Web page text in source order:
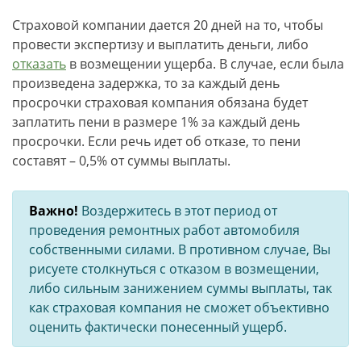
Страховой компании дается 20 дней на то, чтобы
провести экспертизу и выплатить деньги, либо
отказать в возмещении ущерба. В случае, если была
произведена задержка, то за каждый день
просрочки страховая компания обязана будет
заплатить пени в размере 1% за каждый день
просрочки. Если речь идет об отказе, то пени
составят – 0,5% от суммы выплаты.
Важно! Воздержитесь в этот период от
проведения ремонтных работ автомобиля
собственными силами. В противном случае, Вы
рисуете столкнуться с отказом в возмещении,
либо сильным занижением суммы выплаты, так
как страховая компания не сможет объективно
оценить фактически понесенный ущерб.